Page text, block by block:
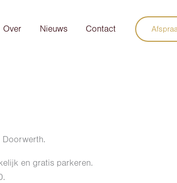
Over Nieuws Contact
en gratis parkeren.